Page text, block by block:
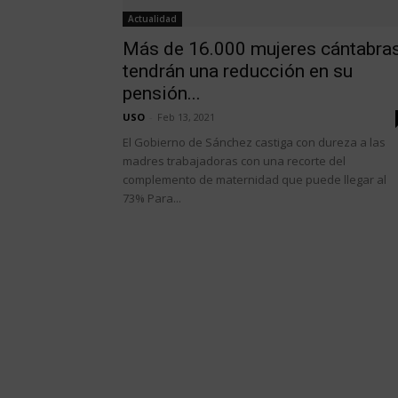
Actualidad
Más de 16.000 mujeres
tendrán una reducción en su
pensión...
USO Feb 13, 2021
El Gobierno de Sánchez castiga con dureza a las
madres trabajadoras con una recorte del
complemento de maternidad que puede llegar al
73% Para...